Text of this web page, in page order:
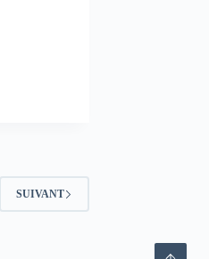
SUIVANT